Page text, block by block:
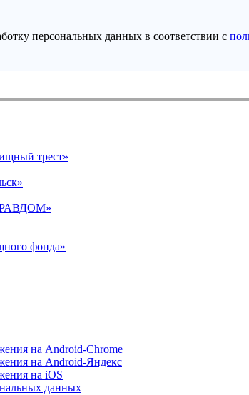
персональных данных в соответствии с
трест»
фонда»
на Android-Chrome
на Android-Яндекс
на iOS
данных